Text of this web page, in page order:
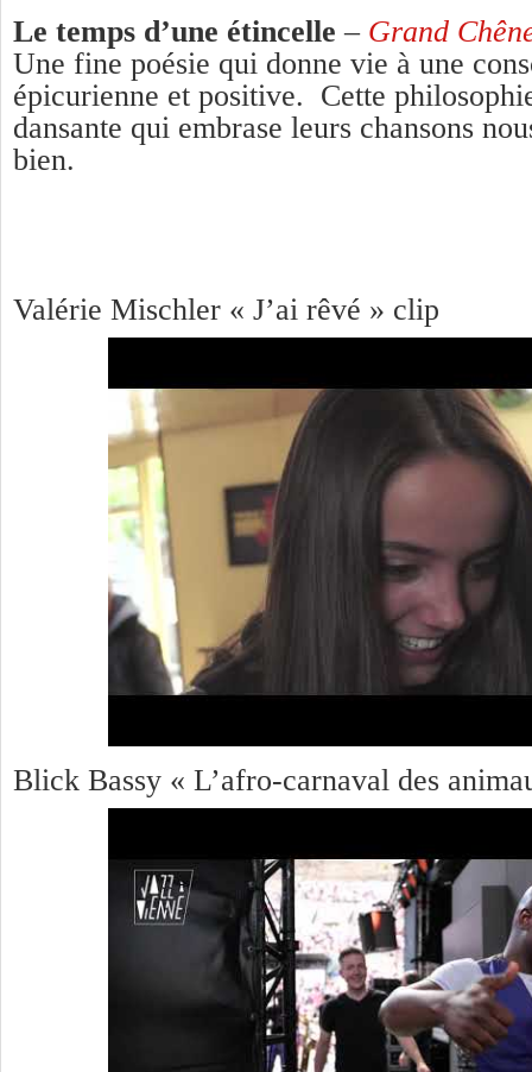
Le temps d’une étincelle – Grand
Une fine poésie qui donne vie à une
épicurienne et positive. Cette
dansante qui embrase leurs chansons
bien.
Valérie Mischler « J’ai rêvé » clip
Blick Bassy « L’afro-carnaval des